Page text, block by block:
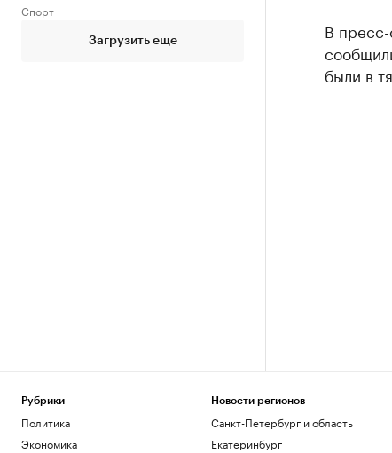
Спорт
Загрузить еще
В
были в
Рубрики
Политика
Экономика
Новости регионов
Санкт-Петербург и область
Екатеринбург